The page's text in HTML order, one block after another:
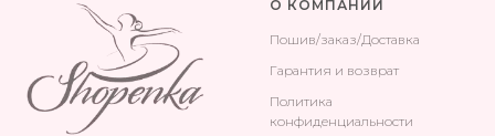
О КОМПАНИИ
Пошив/заказ/Доставка
Гарантия и возврат
Политика
конфиденциальности